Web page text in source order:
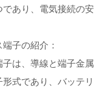
あり、電気接続の安
子の紹介：
は、導線と端子金属
式であり、バッテリ